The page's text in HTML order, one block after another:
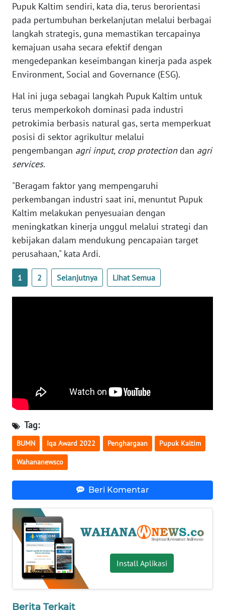
Pupuk Kaltim sendiri, kata dia, terus berorientasi
pada pertumbuhan berkelanjutan melalui berbagai
langkah strategis, guna memastikan tercapainya
kemajuan usaha secara efektif dengan
mengedepankan keseimbangan kinerja pada aspek
Environment, Social and Governance (ESG).
Hal ini juga sebagai langkah Pupuk Kaltim untuk
terus memperkokoh dominasi pada industri
petrokimia berbasis natural gas, serta memperkuat
posisi di sektor agrikultur melalui
pengembangan agri input, crop protectiondan agri
services.
"Beragam faktor yang mempengaruhi
perkembangan industri saat ini, menuntut Pupuk
Kaltim melakukan penyesuaian dengan
meningkatkan kinerja unggul melalui strategi dan
kebijakan dalam mendukung pencapaian target
perusahaan," kata Ardi.
1 2 Selanjutnya Lihat Semua
Tag:
BUMN Iqa Award 2022 Penghargaan Pupuk Kaltim
Wahananewsco
Beri Komentar
Install Aplikasi
Berita Terkait
WN
KEPRI
WN
PAPUA
PAPUA
BARAT
WN
RIAU
SERAMBI
WN
JAMBI
WN
NTB
WN
BABEL
WN
SUMBAR
WN
BENGKULU
WN
LAMPUNG